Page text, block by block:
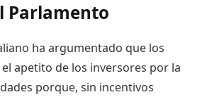
Parlamento
ha argumentado que los
apetito de los inversores por la
porque, sin incentivos